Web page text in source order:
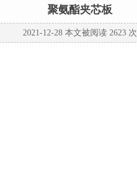
聚氨酯夹芯板
2021-12-28 本文被阅读 2623 次